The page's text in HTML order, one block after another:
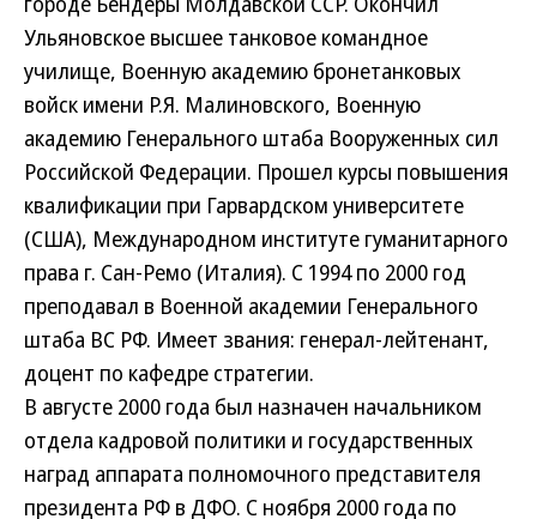
Ульяновское высшее танковое командное
училище, Военную академию бронетанковых
войск имени Р.Я. Малиновского, Военную
академию Генерального штаба Вооруженных сил
Российской Федерации. Прошел курсы повышения
квалификации при Гарвардском университете
(США), Международном институте гуманитарного
права г. Сан-Ремо (Италия). С 1994 по 2000 год
преподавал в Военной академии Генерального
штаба ВС РФ. Имеет звания: генерал-лейтенант,
доцент по кафедре стратегии.
В августе 2000 года был назначен начальником
отдела кадровой политики и государственных
наград аппарата полномочного представителя
президента РФ в ДФО. С ноября 2000 года по